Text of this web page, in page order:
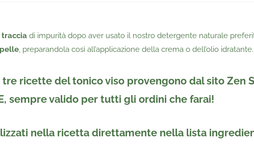
di impurità dopo aver usato il nostro detergente naturale
, preparandola così all’applicazione della crema o dell’olio idratante.
ricette del tonico viso provengono dal sito Zen
, semprevalido per tutti gli ordini che farai!
nella ricetta direttamente nella lista